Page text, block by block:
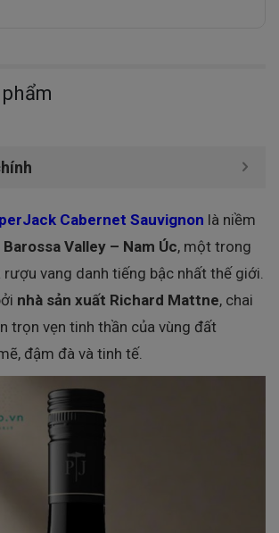
Cabernet Sauvignon là niềm
Barossa Valley – Nam Úc, một trong
vang danh tiếng bậc nhất thế giới.
nhà sản xuất Richard Mattne, chai
trọn vẹn tinh thần của vùng đất
đậm đà và tinh tế.